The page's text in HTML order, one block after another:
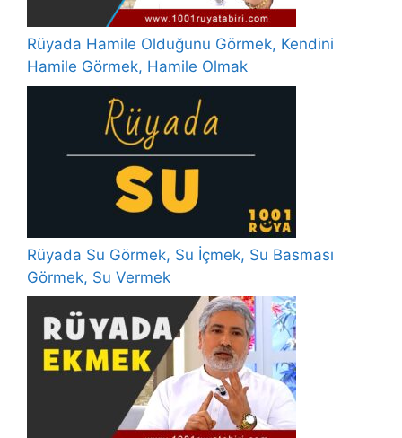
Rüyada Hamile Olduğunu Görmek, Kendini
Hamile Görmek, Hamile Olmak
Rüyada Su Görmek, Su İçmek, Su Basması
Görmek, Su Vermek